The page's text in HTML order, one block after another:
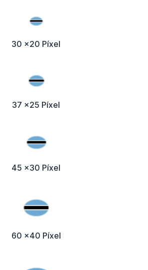
30 x20 Píxel
37 x25 Píxel
45 x30 Píxel
60 x40 Píxel